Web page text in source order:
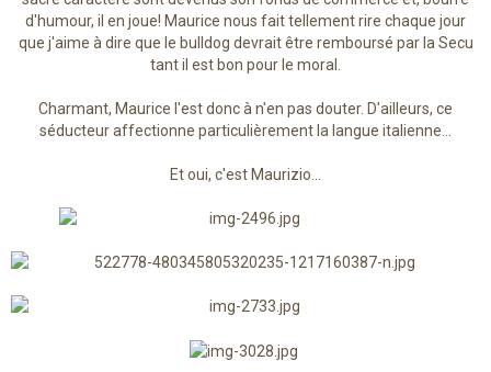
d'humour, il en joue! Maurice nous fait tellement rire chaque jour
que j'aime à dire que le bulldog devrait être remboursé par la Secu
tant il est bon pour le moral.
Charmant, Maurice l'est donc à n'en pas douter. D'ailleurs, ce
séducteur affectionne particulièrement la langue italienne...
Et oui, c'est Maurizio...